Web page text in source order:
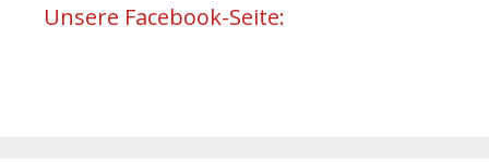
Unsere Facebook-Seite: